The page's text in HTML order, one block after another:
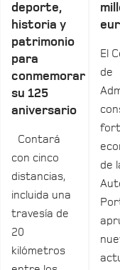
deporte,
historia y
patrimonio
para
conmemorar
su 125
aniversario
Contará
con cinco
distancias,
incluida una
travesía de
20
kilómetros
El
de
de